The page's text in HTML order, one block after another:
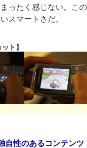
ったく感じない。この
スマートさだ。
ト】
性のあるコンテンツ